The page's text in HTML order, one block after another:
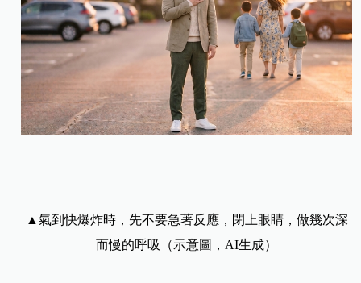
▲氣到快爆炸時，先不要急著反應，閉上眼睛，做幾次深
而慢的呼吸（示意圖，AI生成）